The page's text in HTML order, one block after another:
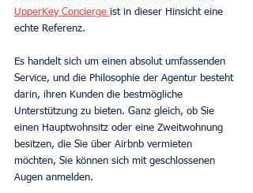
UpperKey Concierge ist in dieser Hinsicht eine
echte Referenz.
Es handelt sich um einen absolut umfassenden
Service, und die Philosophie der Agentur besteht
darin, ihren Kunden die bestmögliche
Unterstützung zu bieten. Ganz gleich, ob Sie
einen Hauptwohnsitz oder eine Zweitwohnung
besitzen, die Sie über Airbnb vermieten
möchten, Sie können sich mit geschlossenen
Augen anmelden.